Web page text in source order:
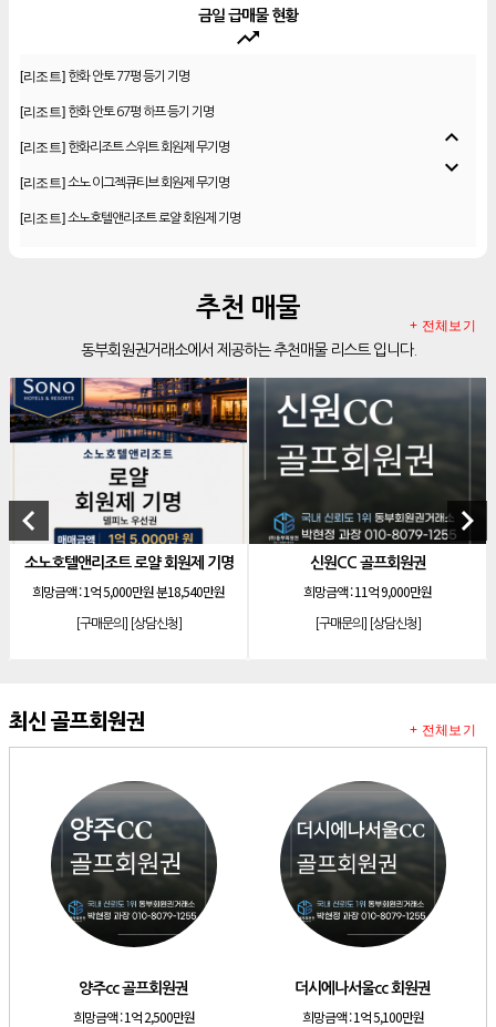
금일 급매물 현황
trending_up
[리조트]
[리조트]
[리조트]
[리조트] 소노호텔앤리조트 로얄 회원제 기명
[리조트]
소노호텔앤리조트 골드 회원제 무기명
[리조트] 소노호텔앤리조트 스위트 등기 기명
[리조트]소노호텔앤리조트 이그제큐티브 무기명 회원제
아시아나cc 회원권
[골프] 발리오스cc 회원권 종류
[리조트]소노호텔앤리조트 패밀리 등기 무기명
[리조트] 켄싱턴리조트 31평 등기 통합 회원권
빌라쥬드 아난티 기명 회원권
[리조트]소노호텔앤리조트 스위트 등기 기명
양주cc 골프회원권
더시에나서울cc 회원권
[골프] 레이크우드cc 프리빌리지
신원CC 골프회원권
비전힐스cc 골프회원권
expand_less
expand_more
추천 매물
동부회원권거래소에서 제공하는 추천매물 리스트 입니다.
+ 전체보기
keyboard_arrow_left
얄 회원제 기명
분18,540만원
신원CC 골프회원권
희망금액 :11억 9,000만원
[구매문의]
소노호텔앤리조트 스
희망금액 :
[구매문의]
keyboard_arrow_right
최신 골프회원권
양주cc 골프회원권
희망금액 :1억 2,500만원
더시에나서울cc 회원권
희망금액 :1억 5,100만원
+ 전체보기